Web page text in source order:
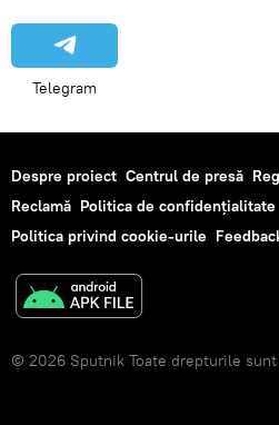
Telegram
Despre proiect Centrul de presă
Reclamă Politica de confidențialitate
Politica privind cookie-urile
© 2026 Sputnik Toate drepturile sunt